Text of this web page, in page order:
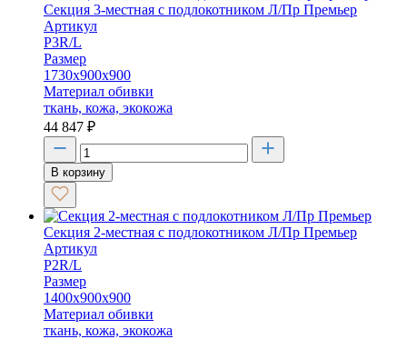
Секция 3-местная с подлокотником Л/Пр Премьер
Артикул
P3R/L
Размер
1730х900х900
Материал обивки
ткань, кожа, экокожа
44 847 ₽
В корзину
Секция 2-местная с подлокотником Л/Пр Премьер
Артикул
P2R/L
Размер
1400х900х900
Материал обивки
ткань, кожа, экокожа